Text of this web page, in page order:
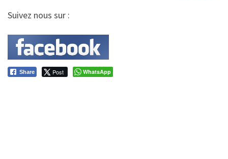
Suivez nous sur :
Share Post WhatsApp